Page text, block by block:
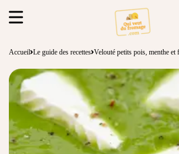
Accueil Le guide des recettes Velouté petits pois, menthe et